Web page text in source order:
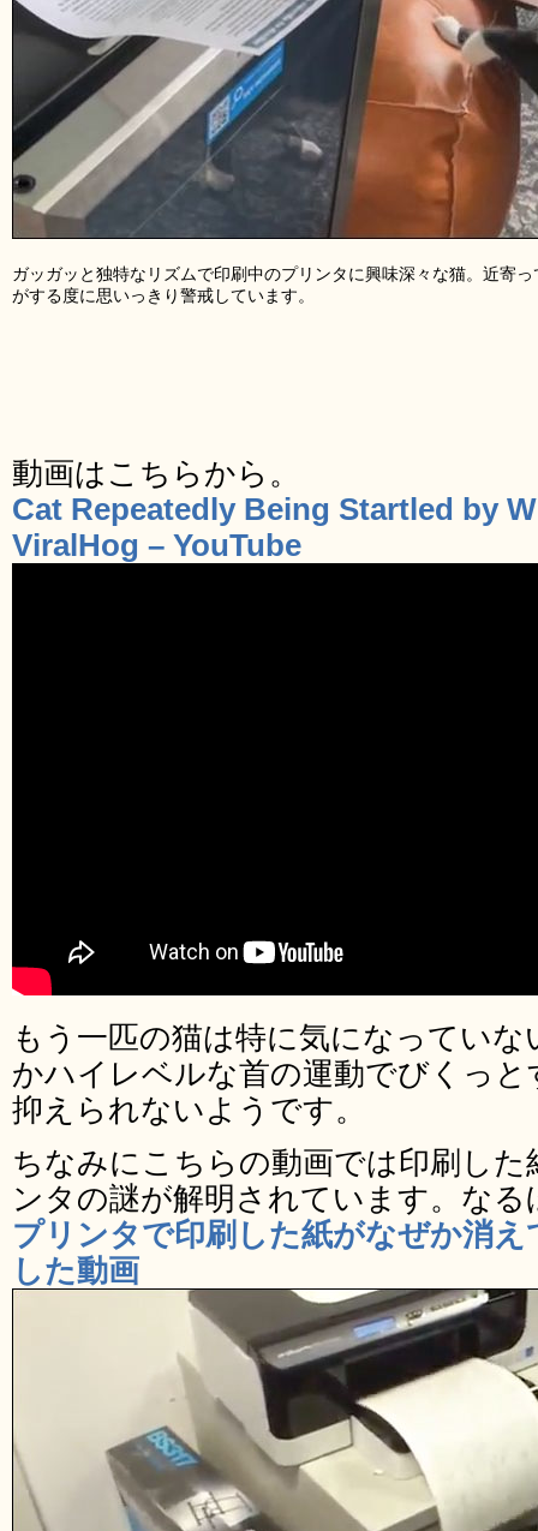
ガッガッと独特なリズムで印刷中のプリンタに興味深々な猫。近寄
がする度に思いっきり警戒しています。
動画はこちらから。
Cat Repeatedly Being Startled by
ViralHog – YouTube
もう一匹の猫は特に気になってい
かハイレベルな首の運動でびくっ
抑えられないようです。
ちなみにこちらの動画では印刷し
ンタの謎が解明されています。なる
プリンタで印刷した紙がなぜか消
した動画